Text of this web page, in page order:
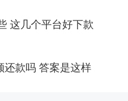
这几个平台好下款
还款吗 答案是这样